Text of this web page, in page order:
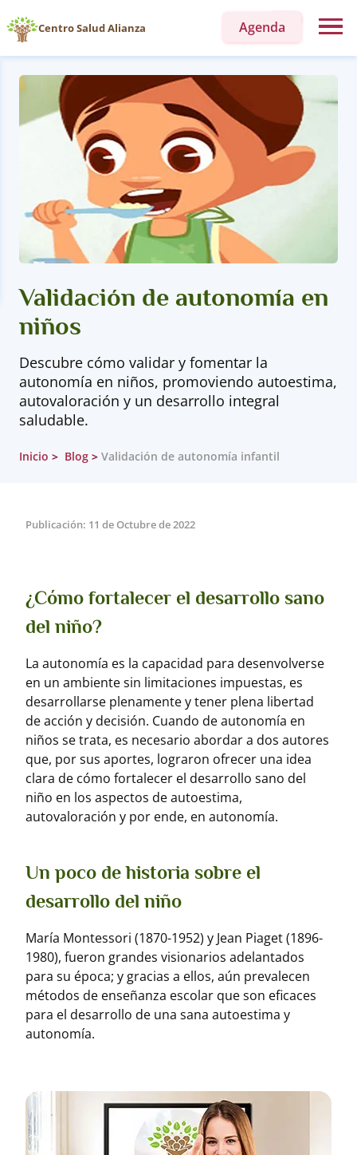
Centro Salud Alianza Agenda
Validación de autonomía en
niños
Descubre cómo validar y fomentar la
autonomía en niños, promoviendo autoestima,
autovaloración y un desarrollo integral
saludable.
Inicio Blog Validación de autonomía infantil
Publicación: 11 de Octubre de 2022
¿Cómo fortalecer el desarrollo sano
del niño?
La autonomía es la capacidad para desenvolverse
en un ambiente sin limitaciones impuestas, es
desarrollarse plenamente y tener plena libertad
de acción y decisión. Cuando de autonomía en
niños se trata, es necesario abordar a dos autores
que, por sus aportes, lograron ofrecer una idea
clara de cómo fortalecer el desarrollo sano del
niño en los aspectos de autoestima,
autovaloración y por ende, en autonomía.
Un poco de historia sobre el
desarrollo del niño
María Montessori (1870-1952) y Jean Piaget (1896-
1980), fueron grandes visionarios adelantados
para su época; y gracias a ellos, aún prevalecen
métodos de enseñanza escolar que son eficaces
para el desarrollo de una sana autoestima y
autonomía.